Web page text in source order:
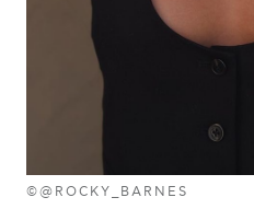
©@ROCKY_BARNES